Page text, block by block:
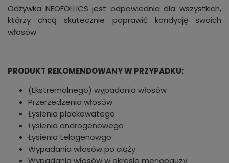
Odżywka NEOFOLLICS jest odpowiednia dla wszystkich,
którzy chcą skutecznie poprawić kondycję swoich
włosów.
PRODUKT REKOMENDOWANY W PRZYPADKU:
(Ekstremalnego) wypadania włosów
Przerzedzenia włosów
Łysienia plackowatego
Łysienia androgenowego
Łysienia telogenowgo
Wypadania włosów po ciąży
Wypadania włosów w okresie menopauzy